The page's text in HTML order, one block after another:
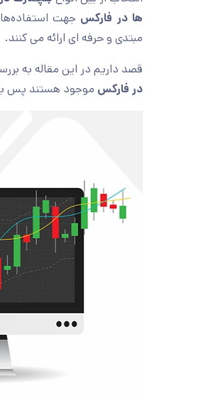
ها در فارکس جهت
مبتدی و حرفه ای ارائه می کنند.
قصد داریم در این مقاله به
در فارکس موجود هستند پس